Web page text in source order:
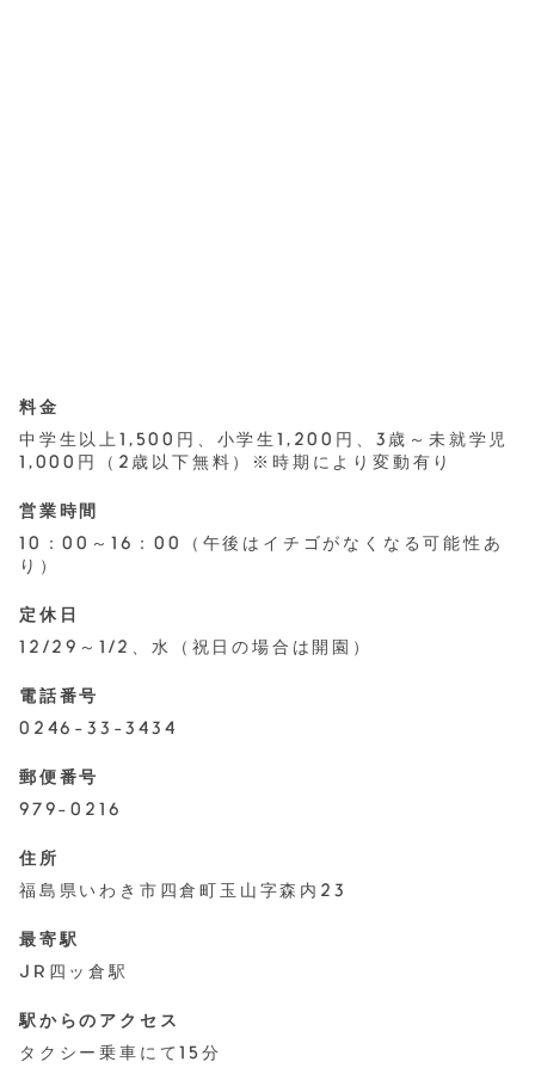
料金
中学生以上1,500円、小学生1,200円、3歳～未就学児
1,000円（2歳以下無料）※時期により変動有り
営業時間
10：00～16：00（午後はイチゴがなくなる可能性あ
り）
定休日
12/29～1/2、水（祝日の場合は開園）
電話番号
0246-33-3434
郵便番号
979-0216
住所
福島県いわき市四倉町玉山字森内23
最寄駅
JR四ッ倉駅
駅からのアクセス
タクシー乗車にて15分